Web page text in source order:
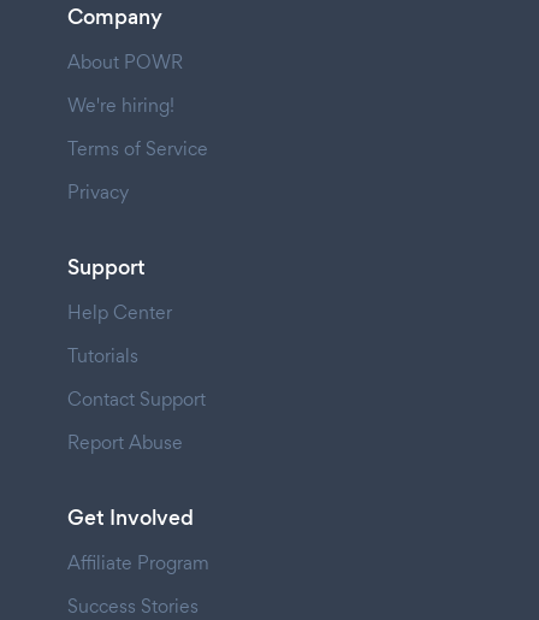
Company
About POWR
We're hiring!
Terms of Service
Privacy
Support
Help Center
Tutorials
Contact Support
Report Abuse
Get Involved
Affiliate Program
Success Stories